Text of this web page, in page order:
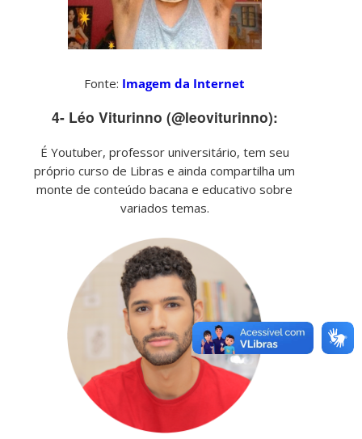
Fonte: Imagem da Internet
4- Léo Viturinno (@leoviturinno):
É Youtuber, professor universitário, tem seu
próprio curso de Libras e ainda compartilha um
monte de conteúdo bacana e educativo sobre
variados temas.